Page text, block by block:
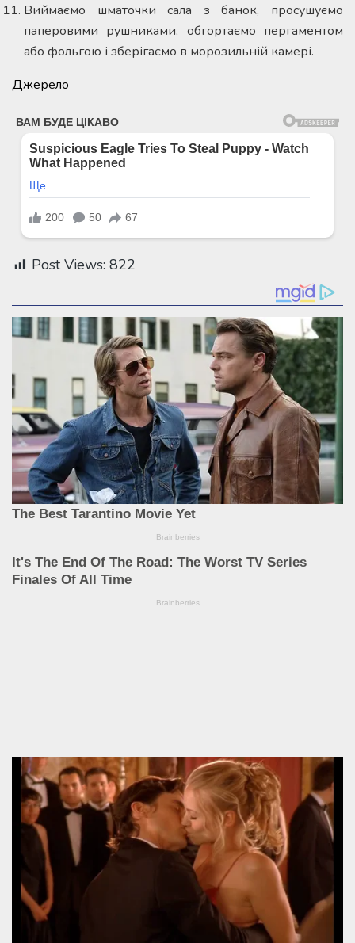
Виймаємо шматочки сала з банок, просушуємо
паперовими рушниками, обгортаємо пергаментом
або фольгою і зберігаємо в морозильній камері.
Джерело
Post Views: 822